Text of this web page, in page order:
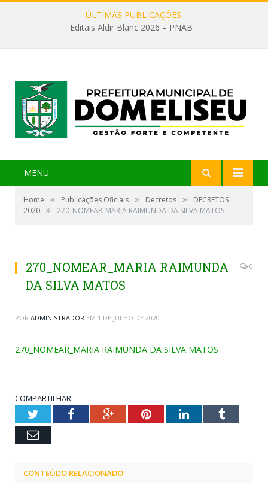
ÚLTIMAS PUBLICAÇÕES:
Editais Aldir Blanc 2026 – PNAB
MENU
Home » Publicações Oficiais » Decretos »
DECRETOS
2020 » 270_NOMEAR_MARIA RAIMUNDA DA SILVA MATOS
270_NOMEAR_MARIA RAIMUNDA
DA SILVA MATOS
0
POR ADMINISTRADOR EM 1 DE JULHO DE 2020
270_NOMEAR_MARIA RAIMUNDA DA SILVA MATOS
COMPARTILHAR:
TwitterFacebookGoogle+PinterestLinkedInTumblr
Email
CONTEÚDO RELACIONADO